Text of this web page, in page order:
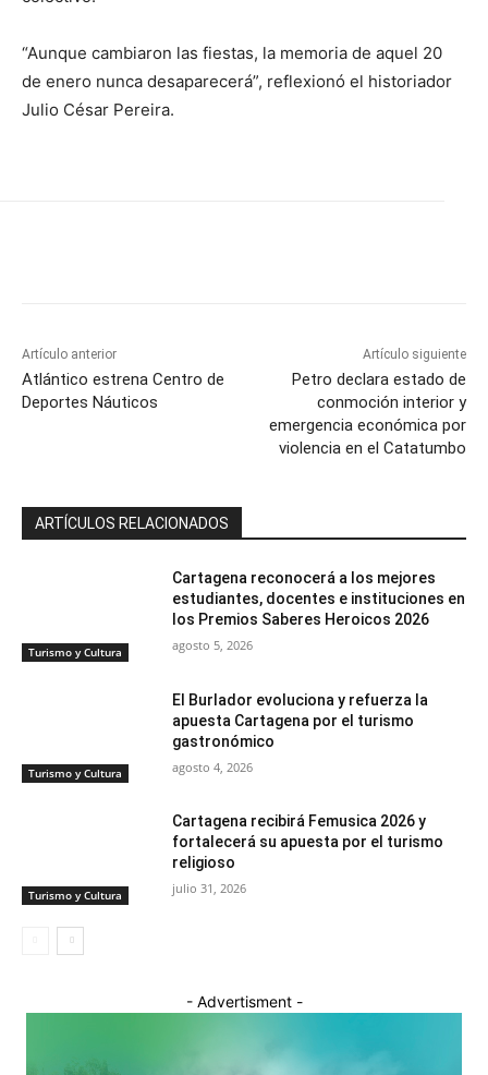
“Aunque cambiaron las fiestas, la memoria de aquel 20
de enero nunca desaparecerá”, reflexionó el historiador
Julio César Pereira.
Artículo anterior
Atlántico estrena Centro de
Deportes Náuticos
Artículo siguiente
Petro declara estado de
conmoción interior y
emergencia económica por
violencia en el Catatumbo
ARTÍCULOS RELACIONADOS
Turismo y Cultura
Cartagena reconocerá a los mejores
estudiantes, docentes e instituciones en
los Premios Saberes Heroicos 2026
agosto 5, 2026
Turismo y Cultura
El Burlador evoluciona y refuerza la
apuesta Cartagena por el turismo
gastronómico
agosto 4, 2026
Turismo y Cultura
Cartagena recibirá Femusica 2026 y
fortalecerá su apuesta por el turismo
religioso
julio 31, 2026
- Advertisment -